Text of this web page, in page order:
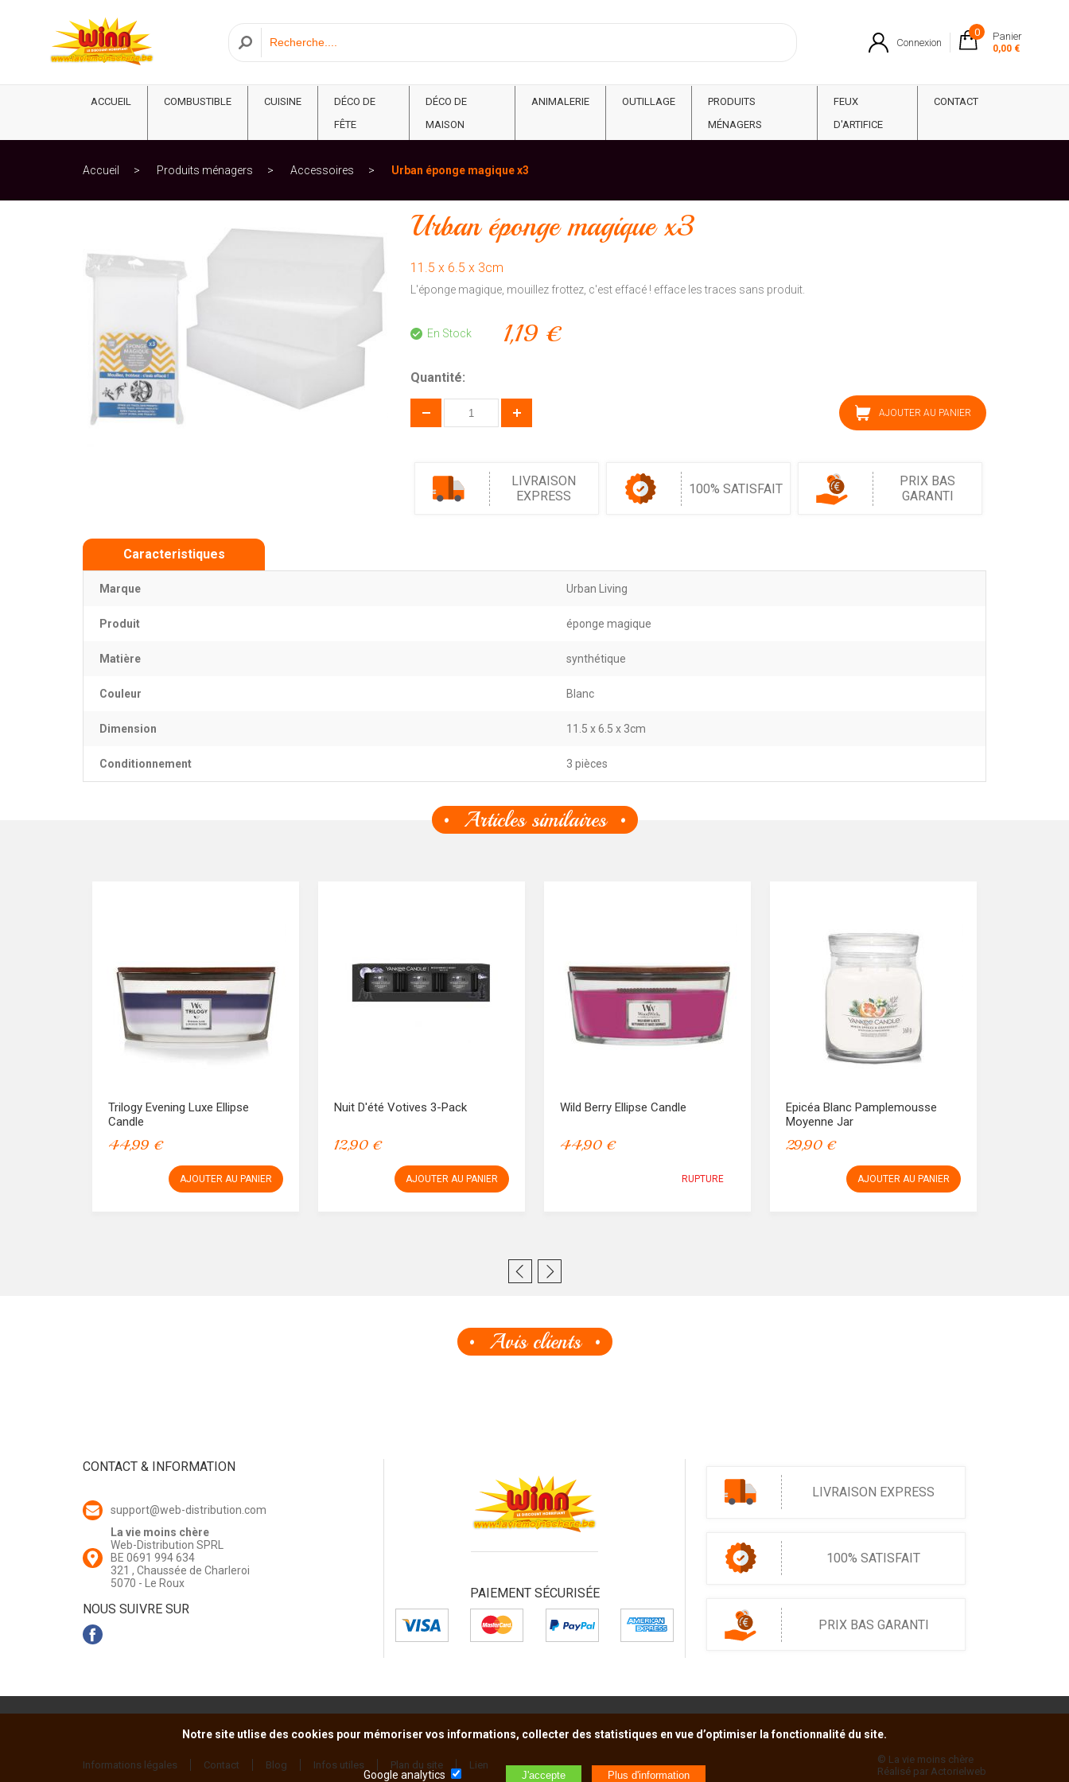
Connexion
0 Panier
0,00 €
ACCUEIL COMBUSTIBLE CUISINE
DÉCO DE
FÊTE
DÉCO DE
MAISON
ANIMALERIE OUTILLAGE
PRODUITS
MÉNAGERS
FEUX
D'ARTIFICE
CONTACT
Accueil Produits ménagers Accessoires Urban éponge magique x3
Urban éponge magique x3
11.5 x 6.5 x 3cm
L'éponge magique, mouillez frottez, c'est effacé ! efface les traces sans produit.
En Stock 1,19 €
Quantité:
AJOUTER AU PANIER
LIVRAISON
EXPRESS
100% SATISFAIT
PRIX BAS
GARANTI
Caracteristiques
Marque Urban Living
Produit éponge magique
Matière synthétique
Couleur Blanc
Dimension 11.5 x 6.5 x 3cm
Conditionnement 3 pièces
Articles similaires
Trilogy Evening Luxe Ellipse
Candle
44,99 €
AJOUTER AU PANIER
Nuit D'été Votives 3-Pack
12,90 €
AJOUTER AU PANIER
Wild Berry Ellipse Candle
44,90 €
RUPTURE
Epicéa Blanc Pamplemousse
Moyenne Jar
29,90 €
AJOUTER AU PANIER
Avis clients
CONTACT & INFORMATION
support@web-distribution.com
La vie moins chère
Web-Distribution SPRL
BE 0691 994 634
321 , Chaussée de Charleroi
5070 - Le Roux
NOUS SUIVRE SUR
PAIEMENT SÉCURISÉE
LIVRAISON EXPRESS
100% SATISFAIT
PRIX BAS GARANTI
Informations légales Contact Blog Infos utiles Plan du site Lien
© La vie moins chère
Réalisé par Actorielweb
Notre site utlise des cookies pour mémoriser vos informations, collecter des statistiques en vue d’optimiser la fonctionnalité du site.
Google analytics